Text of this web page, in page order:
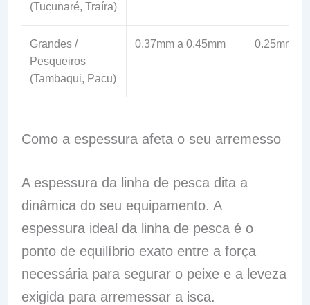
(Tucunaré, Traíra)
Grandes /
Pesqueiros
(Tambaqui, Pacu)
0.37mm a 0.45mm 0.25mm a
Como a espessura afeta o seu arremesso
A espessura da linha de pesca dita a
dinâmica do seu equipamento. A
espessura ideal da linha de pesca é o
ponto de equilíbrio exato entre a força
necessária para segurar o peixe e a leveza
exigida para arremessar a isca.